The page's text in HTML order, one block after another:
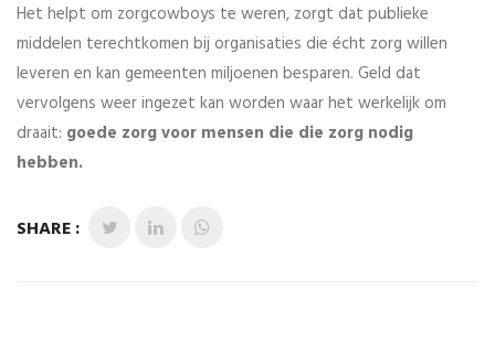
Het helpt om zorgcowboys te weren, zorgt dat publieke
middelen terechtkomen bij organisaties die écht zorg willen
leveren en kan gemeenten miljoenen besparen. Geld dat
vervolgens weer ingezet kan worden waar het werkelijk om
draait: goede zorg voor mensen die die zorg nodig
hebben.
SHARE :